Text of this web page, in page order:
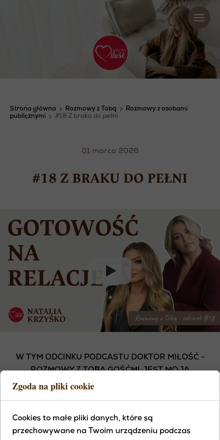
Strona główna Rozmowy z Tobą
Rozmowy z osobami
publicznymi
#18 Z braku do pełni
01 marca 2026
#18 Z BRAKU DO PEŁNI
W TYM ODCINKU PODCASTU DOKTOR MIŁOŚĆ -
ROZMOWY Z TOBĄ GOŚĆMI JEST MOJA
PRZYJACIÓŁKA NATALIA KRZYŚKO, KTÓRA
BRAKU AKCEPTACJI WYNIKAJĄCEGO Z
PORZUCENIA PRZEJ OJCA, PRZEZ ŚMIERĆ MAMY,
Zgoda na pliki cookie
Cookies to małe pliki danych, które są
przechowywane na Twoim urządzeniu podczas